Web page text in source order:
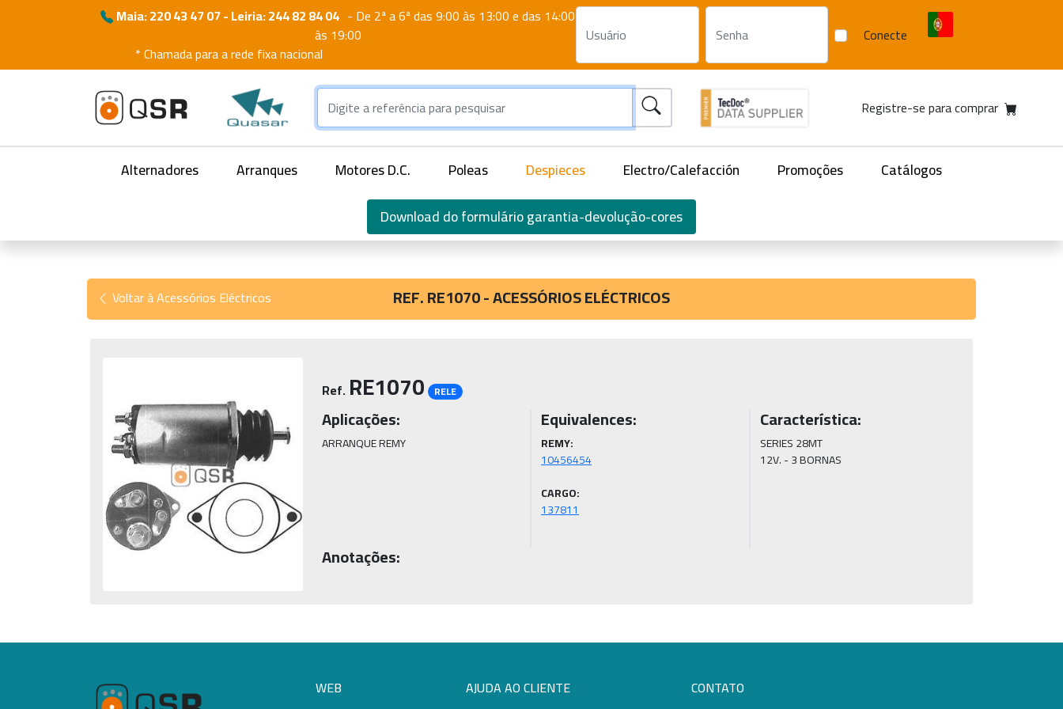
Maia: 220 43 47 07 - Leiria: 244 82 84 04 - De 2ª a 6ª das 9:00 às 13:00 e das 14:00
às 19:00
* Chamada para a rede fixa nacional
Conecte
Registre-se para comprar
Alternadores Arranques Motores D.C. Poleas Despieces Electro/Calefacción Promoções
Catálogos
Download do formulário garantia-devolução-cores
Voltar à Acessórios Eléctricos REF. RE1070 - ACESSÓRIOS ELÉCTRICOS
Ref. RE1070 RELE
Aplicações:
ARRANQUE REMY
Equivalences:
REMY:
10456454
CARGO:
137811
Característica:
SERIES 28MT
12V. - 3 BORNAS
Anotações:
WEB
AJUDA AO CLIENTE
CONTATO